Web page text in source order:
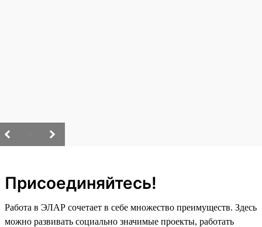
Присоединяйтесь!
Работа в ЭЛАР сочетает в себе множество преимуществ. Здесь
можно развивать социально значимые проекты, работать